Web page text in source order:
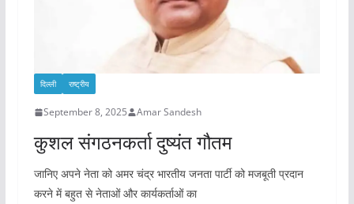
दिल्ली राष्ट्रीय
September 8, 2025 Amar Sandesh
कुशल संगठनकर्ता दुष्यंत गौतम
जानिए अपने नेता को अमर चंद्र भारतीय जनता पार्टी को मजबूती प्रदान
करने में बहुत से नेताओं और कार्यकर्ताओं का